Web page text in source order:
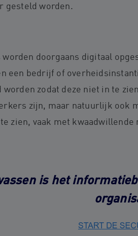
gesteld worden.
worden doorgaans digitaal
een bedrijf of
zodat deze niet in te
zijn, maar natuurlijk ook
zien, vaak met kwaadwillende
is het